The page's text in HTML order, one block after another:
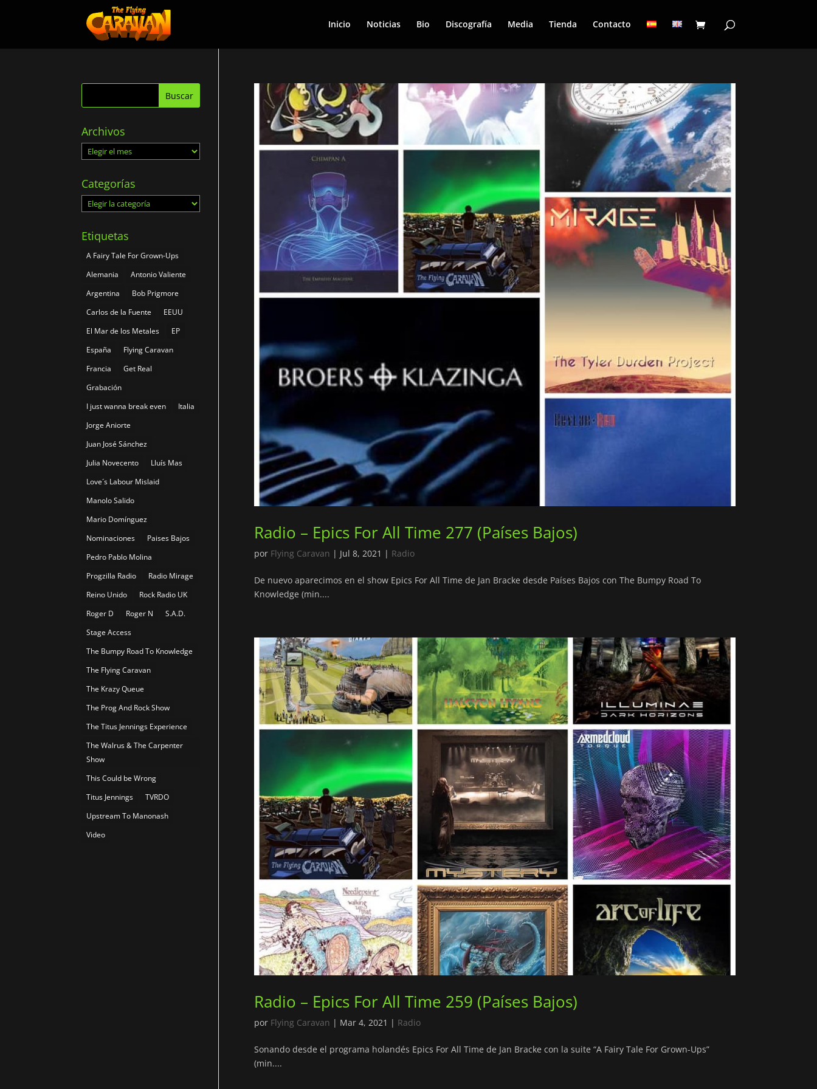
Inicio Noticias Bio Discografía Media Tienda Contacto
Radio – Epics For All Time 277 (Países Bajos)
por Flying Caravan | Jul 8, 2021 | Radio
De nuevo aparecimos en el show Epics For All Time de Jan Bracke desde Países Bajos con The Bumpy Road To
Knowledge (min....
Radio – Epics For All Time 259 (Países Bajos)
por Flying Caravan | Mar 4, 2021 | Radio
Sonando desde el programa holandés Epics For All Time de Jan Bracke con la suite “A Fairy Tale For Grown-Ups”
(min....
Archivos
Archivos
Categorías
Categorías
Etiquetas
A Fairy Tale For Grown-Ups
Alemania
Antonio Valiente
Argentina
Bob Prigmore
Carlos de la Fuente
EEUU
El Mar de los Metales
EP
España
Flying Caravan
Francia
Get Real
Grabación
I just wanna break even
Italia
Jorge Aniorte
Juan José Sánchez
Julia Novecento
Lluís Mas
Love´s Labour Mislaid
Manolo Salido
Mario Domínguez
Nominaciones
Paises Bajos
Pedro Pablo Molina
Progzilla Radio
Radio Mirage
Reino Unido
Rock Radio UK
Roger D
Roger N
S.A.D.
Stage Access
The Bumpy Road To Knowledge
The Flying Caravan
The Krazy Queue
The Prog And Rock Show
The Titus Jennings Experience
The Walrus & The Carpenter
Show
This Could be Wrong
Titus Jennings
TVRDO
Upstream To Manonash
Video